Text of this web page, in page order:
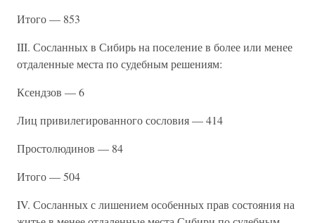
Итого — 853
III. Сосланных в Сибирь на поселение в более или менее
отдаленные места по судебным решениям:
Ксендзов — 6
Лиц привилегированного сословия — 414
Простолюдинов — 84
Итого — 504
IV. Сосланных с лишением особенных прав состояния на